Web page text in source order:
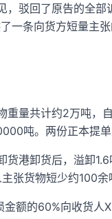
驳回了原告的全
一条向货方短量主张
量共计约2万吨，
吨。两份正本提单
港卸货后，溢卸
张货物短少约100余
金额的60%向收货